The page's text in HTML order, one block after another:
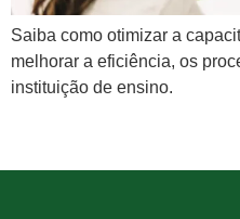
Saiba como otimizar a
melhorar a eficiência, os
instituição de ensino.